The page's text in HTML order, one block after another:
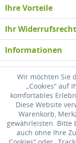
Ihre Vorteile
Ihr Widerrufsrecht
Informationen
* Alle Preise inkl.
Widerrufsrecht
Wir möchten Sie
„Cookies“ auf
komfortables
Diese Website
Warenkorb,
gewährleisten. Bitte
auch ohne Ihre